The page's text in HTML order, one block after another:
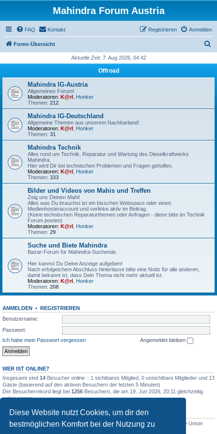
Diese Website nutzt Cookies, um dir den
bestmöglichen Komfort bei der Nutzung zu
Mahindra Forum Austria
FAQ Kontakt Anmelden
Registrieren
Foren-Übersicht
h
Aktuelle Zeit: 7. Aug 2026, 04:42
Offroad
Mahindra IG-Austria
Allgemeines Forum!
Moderatoren: K@rl Honker
Themen: 212
Mahindra IG-Deutschland
Allgemeine Themen aus unserem Nachbarland!
Moderatoren: K@rl Honker
Themen: 31
Mahindra Technik
Alles rund um Technik, Reparatur und Wartung des Dieselkraftwerks
Mahindra.
Hier wird Dir bei technischen Problemen und Fragen geholfen.
Moderatoren: K@rl Honker
Themen: 333
Bilder und Videos von Mahis und Treffen
Zeig uns Deinen Mahi!
Alles was Du brauchst ist ein bisschen Webspace oder einen
Medienhosteraccount und verlinke aktiv im Beitrag.
(Keine technischen Reparaturthemen oder Anfragen - diese bitte im Technik
Forum posten)
Moderatoren: K@rl Honker
Themen: 29
Suche und Biete Mahindra
Bazar-Forum für Mahindra-Suchende.
Hier kannst Du Deine Anzeige aufgeben!
Nach erfolgeichem Abschluss hinterlasse bitte eine Notiz für alle anderen,
damit bekannt ist, dass Dein Thema nicht mehr aktuell ist.
Moderatoren: K@rl Honker
Themen: 208
ANMELDEN • REGISTRIEREN
Benutzername:
Passwort:
Ich habe mein Passwort vergessen
Angemeldet bleiben
WER IST ONLINE?
Insgesamt sind 14 Besucher online :: 1 sichtbares Mitglied, 0 unsichtbare Mitglieder und 13
Gäste (basierend auf den aktiven Besuchern der letzten 5 Minuten)
Der Besucherrekord liegt bei 1256 Besuchern, die am 19. Jun 2026, 20:11 gleichzeitig
online waren.
STATISTIK
Beiträge insgesamt4515 • Themen insgesamt801 • Mitglieder insgesamt
• Unser
neuestes Mitglied: